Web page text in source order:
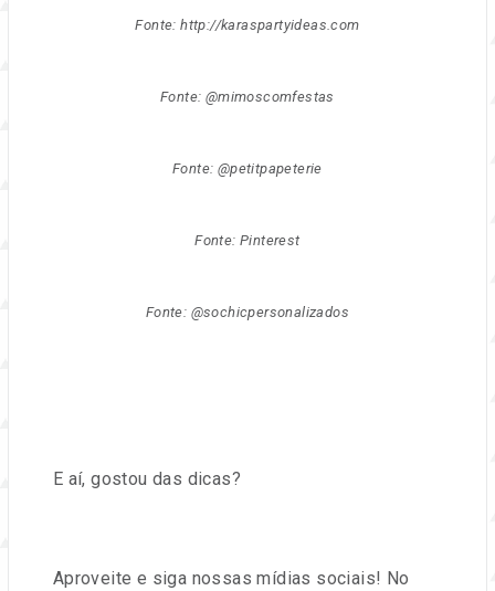
Fonte: http://karaspartyideas.com
Fonte: @mimoscomfestas
Fonte: @petitpapeterie
Fonte: Pinterest
Fonte: @sochicpersonalizados
E aí, gostou das dicas?
Aproveite e siga nossas mídias sociais! No